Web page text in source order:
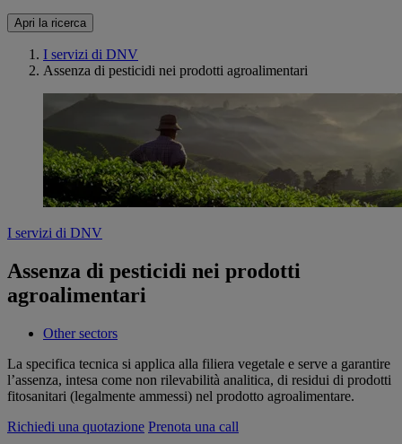
Apri la ricerca
I servizi di DNV
Assenza di pesticidi nei prodotti agroalimentari
I servizi di DNV
Assenza di pesticidi nei prodotti
agroalimentari
Other sectors
La specifica tecnica si applica alla filiera vegetale e serve a garantire
l’assenza, intesa come non rilevabilità analitica, di residui di prodotti
fitosanitari (legalmente ammessi) nel prodotto agroalimentare.
Richiedi una quotazione Prenota una call